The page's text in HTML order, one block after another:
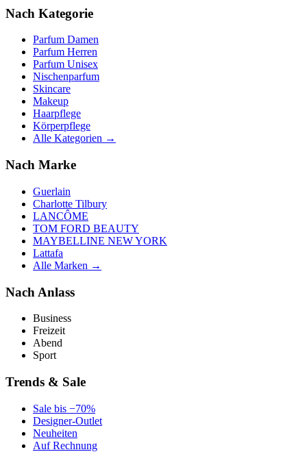
Nach Kategorie
Parfum Damen
Parfum Herren
Parfum Unisex
Nischenparfum
Skincare
Makeup
Haarpflege
Körperpflege
Alle Kategorien →
Nach Marke
Guerlain
Charlotte Tilbury
LANCÔME
TOM FORD BEAUTY
MAYBELLINE NEW YORK
Lattafa
Alle Marken →
Nach Anlass
Business
Freizeit
Abend
Sport
Trends & Sale
Sale bis −70%
Designer-Outlet
Neuheiten
Auf Rechnung